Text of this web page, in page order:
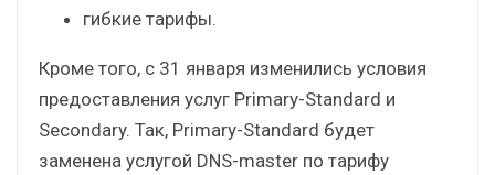
гибкие тарифы.
Кроме того, с 31 января изменились условия
предоставления услуг Primary-Standard и
Secondary. Так, Primary-Standard будет
заменена услугой DNS-master по тарифу